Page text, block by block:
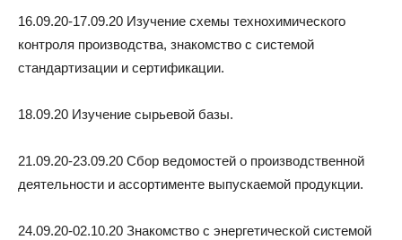
16.09.20-17.09.20 Изучение схемы технохимического
контроля производства, знакомство с системой
стандартизации и сертификации.
18.09.20 Изучение сырьевой базы.
21.09.20-23.09.20 Сбор ведомостей о производственной
деятельности и ассортименте выпускаемой продукции.
24.09.20-02.10.20 Знакомство с энергетической системой